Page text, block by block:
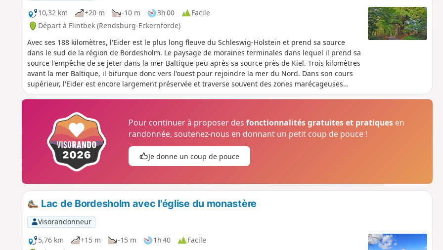
10,32 km
+20 m -10 m 3h 00
Facile
Départ à Flintbek (Rendsburg-Eckernförde)
Avec ses 188 kilomètres, l'Eider est le plus long fleuve du Schleswig-Holstein et prend sa source
dans le sud de la région de Bordesholm. Le paysage de moraines terminales dans lequel il prend sa
source l'empêche de se jeter dans la mer Baltique peu après sa source près de Kiel. Trois kilomètres
avant la mer Baltique, il bifurque donc vers l'ouest pour rejoindre la mer du Nord. Dans son cours
supérieur, l'Eider est encore largement préservée et traverse souvent des zones marécageuses
couvertes de roseaux et de prairies. C'est pourquoi on la voit rarement directement pendant la
Pour continuer à proposer desfonctionnalités gratuites et pratiques en
randonnée, soutenez-nous en donnant un petit coup de pouce !
Je donne un coup de pouce
Lac de Bordesholm avec l'église du monastère
Visorandonneur
5,76 km
+15 m -15 m 1h 40
Facile